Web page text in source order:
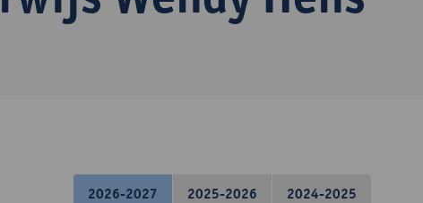
2026-2027 2025-2026 2024-2025